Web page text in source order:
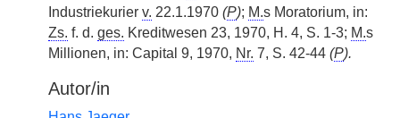
Industriekurier v. 22.1.1970 (P); M.s Moratorium, in:
Zs. f. d. ges. Kreditwesen 23, 1970, H. 4, S. 1-3; M.s
Millionen, in: Capital 9, 1970, Nr. 7, S. 42-44 (P).
Autor/in